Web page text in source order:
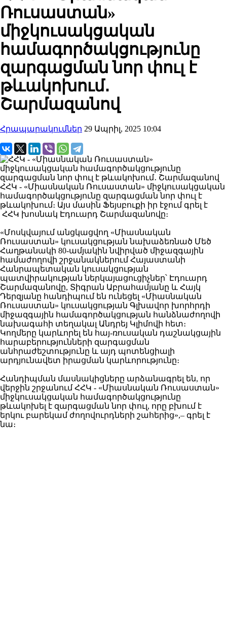
Ռուսաստան»
միջկուսակցական
համագործակցությունը
զարգացման նոր փուլ է
թևակոխում․
Շարմազանով
Հրապարակումներ 29 Ապրիլ, 2025 10:04
ՀՀԿ - «Միասնական Ռուսաստան» միջկուսակցական
համագործակցությունը զարգացման նոր փուլ է
թևակոխում։ Այս մասին Ֆեյսբուքի իր էջում գրել է
ՀՀԿ խոսնակ Էդուարդ Շարմազանովը։
«Մոսկվայում անցկացվող «Միասնական
Ռուսաստան» կուսակցության նախաձեռնած Մեծ
Հաղթանակի 80-ամյակին նվիրված միջազգային
համաժողովի շրջանակներում Հայաստանի
Հանրապետական կուսակցության
պատվիրակության ներկայացուցիչներ՝ Էդուարդ
Շարմազանովը, Տիգրան Աբրահամյանը և Հայկ
Դերզյանը հանդիպում են ունեցել «Միասնական
Ռուսաստան» կուսակցության Գլխավոր խորհրդի
միջազգային համագործակցության հանձնաժողովի
նախագահի տեղակալ Անդրեյ Կլիմովի հետ։
Կողմերը կարևորել են հայ-ռուսական դաշնակցային
հարաբերությունների զարգացման
անհրաժեշտությունը և այդ պոտենցիալի
արդյունավետ իրացման կարևորությունը։
Հանդիպման մասնակիցները արձանագրել են, որ
վերջին շրջանում ՀՀԿ - «Միասնական Ռուսաստան»
միջկուսակցական համագործակցությունը
թևակոխել է զարգացման նոր փուլ, որը բխում է
երկու բարեկամ ժողովուրդների շահերից»,– գրել է
նա։